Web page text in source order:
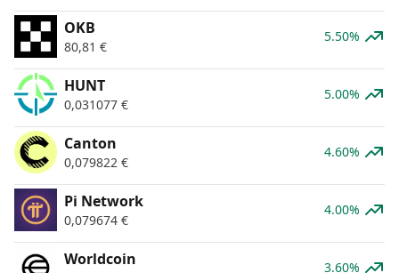
OKB
80,81 €
5.50%
HUNT
0,031077 €
5.00%
Canton
0,079822 €
4.60%
Pi Network
0,079674 €
4.00%
Worldcoin 3.60%